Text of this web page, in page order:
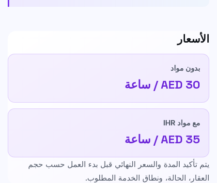
الأسعار
بدون مواد
AED 30 / ساعة
مع مواد IHR
AED 35 / ساعة
يتم تأكيد المدة والسعر النهائي قبل بدء العمل حسب حجم
العقار، الحالة، ونطاق الخدمة المطلوب.